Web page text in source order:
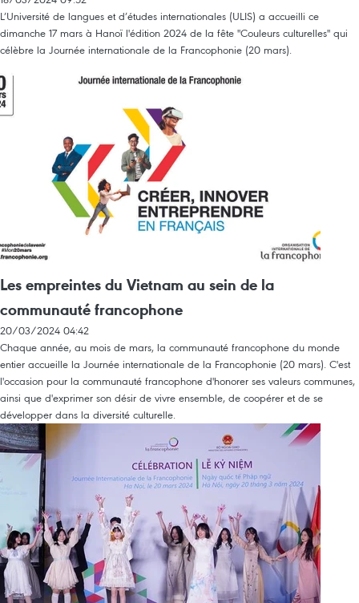
L’Université de langues et d’études internationales (ULIS) a accueilli ce
dimanche 17 mars à Hanoï l'édition 2024 de la fête "Couleurs culturelles" qui
célèbre la Journée internationale de la Francophonie (20 mars).
Les empreintes du Vietnam au sein de la
communauté francophone
20/03/2024 04:42
Chaque année, au mois de mars, la communauté francophone du monde
entier accueille la Journée internationale de la Francophonie (20 mars). C'est
l'occasion pour la communauté francophone d'honorer ses valeurs communes,
ainsi que d'exprimer son désir de vivre ensemble, de coopérer et de se
développer dans la diversité culturelle.